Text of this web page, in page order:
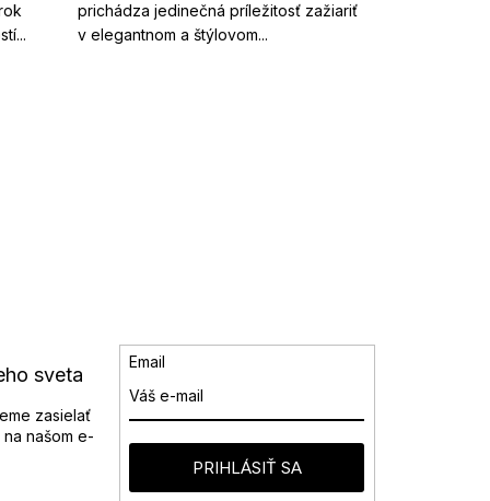
prichádza jedinečná príležitosť zažiariť
v elegantnom a štýlovom...
sveta
zasielať
našom e-
Email
PRIHLÁSIŤ SA